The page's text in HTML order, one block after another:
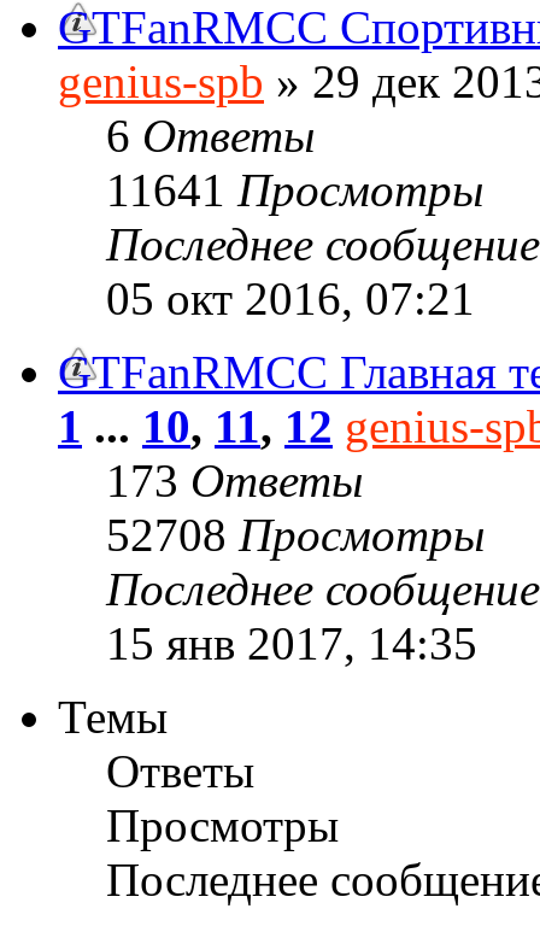
GTFanRMCC
genius-spb » 29 дек
6 Ответы
11641 Просмотры
Последнее
05 окт 2016, 07:21
GTFanRMCC Главная
1 ... 10, 11, 12 genius-
173 Ответы
52708 Просмотры
Последнее
15 янв 2017, 14:35
Темы
Ответы
Просмотры
Последнее